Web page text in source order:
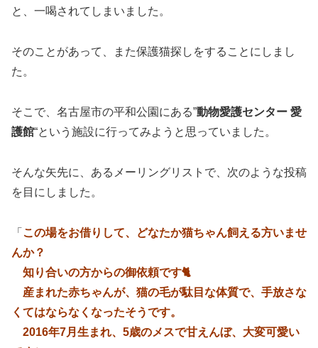
と、一喝されてしまいました。
そのことがあって、また保護猫探しをすることにしまし
た。
そこで、名古屋市の平和公園にある”動物愛護センター 愛
護館“という施設に行ってみようと思っていました。
そんな矢先に、あるメーリングリストで、次のような投稿
を目にしました。
「 この場をお借りして、どなたか猫ちゃん飼える方いませ
んか？
知り合いの方からの御依頼です🐈
産まれた赤ちゃんが、猫の毛が駄目な体質で、手放さな
くてはならなくなったそうです。
2016年7月生まれ、5歳のメスで甘えんぼ、大変可愛い